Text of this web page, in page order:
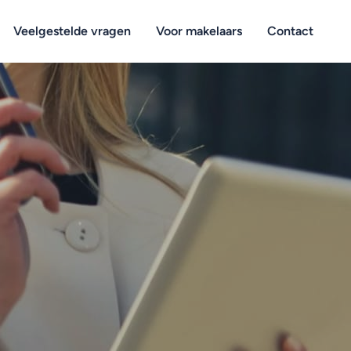
Veelgestelde vragen Voor makelaars Contact